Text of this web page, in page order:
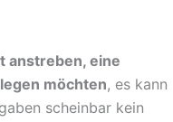
anstreben, eine
möchten, es kann
scheinbar kein